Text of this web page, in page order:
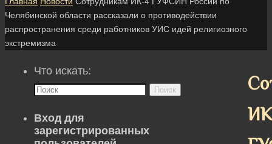
Челябинской области рассказали о противодействии
распространения среди работников УИС идей религиозного
экстремизма
Что искать:
Поиск
Вход для
зарегистрированных